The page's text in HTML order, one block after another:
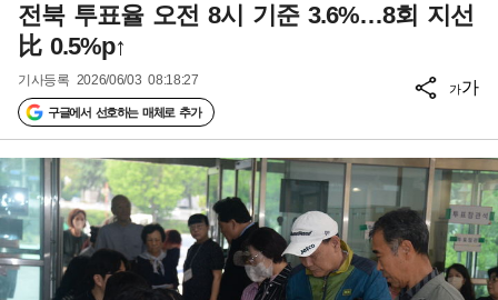
전북 투표율 오전 8시 기준 3.6%…8회 지선
比 0.5%p↑
기사등록 2026/06/03 08:18:27
구글에서 선호하는 매체로 추가
가가